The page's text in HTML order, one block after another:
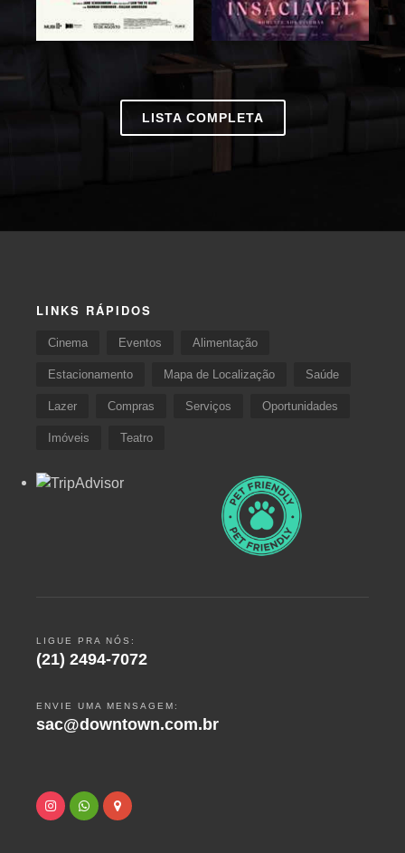
LISTA COMPLETA
LINKS RÁPIDOS
Cinema Eventos Alimentação
Estacionamento Mapa de Localização Saúde
Lazer Compras Serviços Oportunidades
Imóveis Teatro
LIGUE PRA NÓS:
(21) 2494-7072
ENVIE UMA MENSAGEM:
sac@downtown.com.br